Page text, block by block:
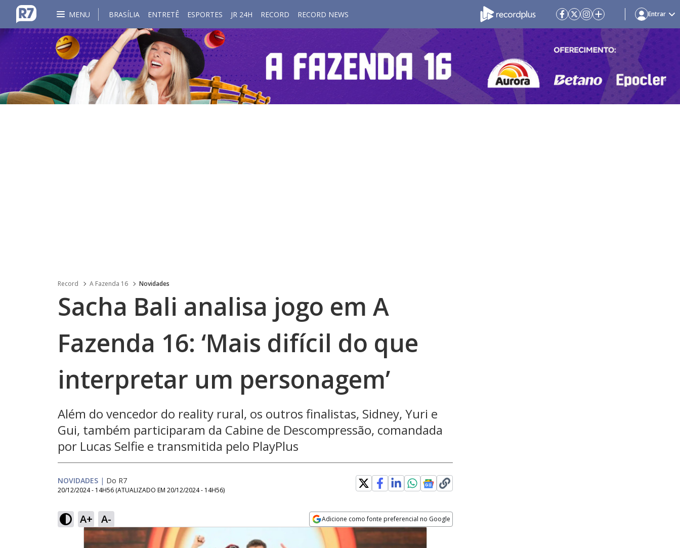
MENU BRASÍLIA ENTRETÊ ESPORTES JR 24H RECORD RECORD NEWS Entrar
Record A Fazenda 16 Novidades
Sacha Bali analisa jogo em A
Fazenda 16: ‘Mais difícil do que
interpretar um personagem’
Além do vencedor do reality rural, os outros finalistas, Sidney, Yuri e
Gui, também participaram da Cabine de Descompressão, comandada
por Lucas Selfie e transmitida pelo PlayPlus
NOVIDADES | Do R7
20/12/2024 - 14H56 (ATUALIZADO EM 20/12/2024 - 14H56)
A+ A- Adicione como fonte preferencial no Google
Opens in new window